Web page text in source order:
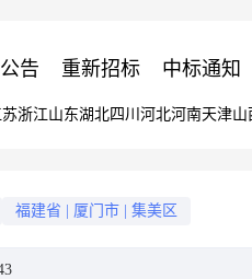
告 重新招标 中标通知
浙江山东湖北四川 河北河南天津山
福建省 厦门市 集美区